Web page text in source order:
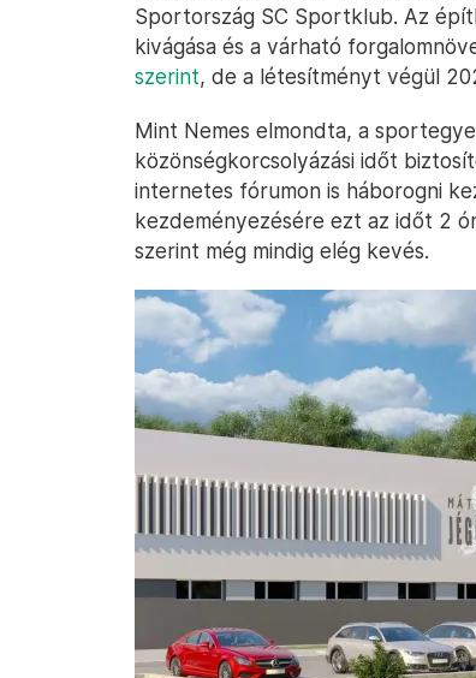
Sportország SC Sportklub. Az
kivágása és a várható
szerint, de a létesítményt végül
Mint Nemes elmondta, a
közönségkorcsolyázási időt
internetes fórumon is háborogni
kezdeményezésére ezt az időt 2
szerint még mindig elég kevés.